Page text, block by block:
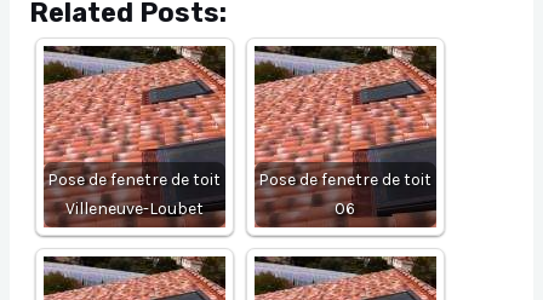
Related Posts:
Pose de fenetre de toit
Villeneuve-Loubet
Pose de fenetre de toit
06